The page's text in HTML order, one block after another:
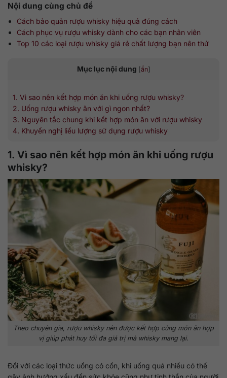
Nội dung cùng chủ đề
Cách bảo quản rượu whisky hiệu quả đúng cách
Cách phục vụ rượu whisky dành cho các bạn nhân viên
Top 10 các loại rượu whisky giá rẻ chất lượng bạn nên thử
Mục lục nội dung [ẩn]
1. Vì sao nên kết hợp món ăn khi uống rượu whisky?
2. Uống rượu whisky ăn với gì ngon nhất?
3. Nguyên tắc chung khi kết hợp món ăn với rượu whisky
4. Khuyến nghị liều lượng sử dụng rượu whisky
1. Vì sao nên kết hợp món ăn khi uống rượu
whisky?
Theo chuyên gia, rượu whisky nên được kết hợp cùng món ăn hợp
vị giúp phát huy tối đa giá trị mà whisky mang lại.
Đối với các loại thức uống có cồn, khi uống quá nhiều có thể